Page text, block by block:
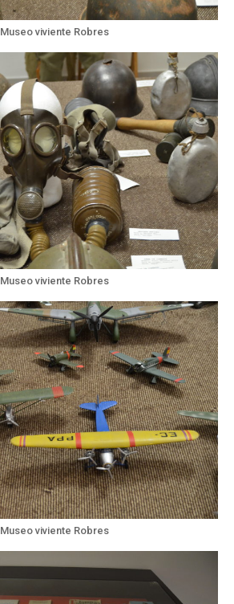
Museo viviente Robres
Museo viviente Robres
Museo viviente Robres